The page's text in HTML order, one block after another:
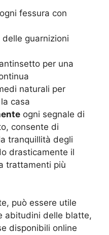
fessura con
guarnizioni
per una
naturali per
casa
ogni segnale di
consente di
tranquillità degli
drasticamente il
trattamenti più
può essere utile
abitudini delle blatte,
disponibili online